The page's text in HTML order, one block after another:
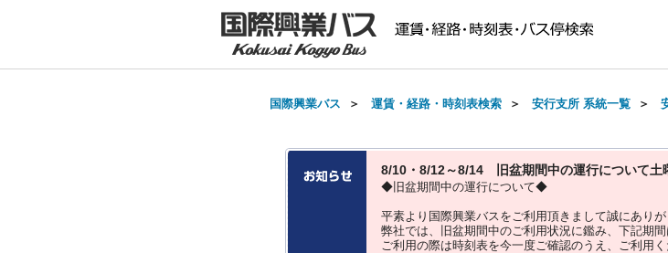
国際興業バス ＞ 運賃・経路・時刻表検索 ＞ 安行支所 系統一覧 ＞
8/10・8/12～8/14 旧盆期間中の運行について土
◆旧盆期間中の運行について◆
平素より国際興業バスをご利用頂きまして誠にありが
弊社では、旧盆期間中のご利用状況に鑑み、下記期
ご利用の際は時刻表を今一度ご確認のうえ、ご利用